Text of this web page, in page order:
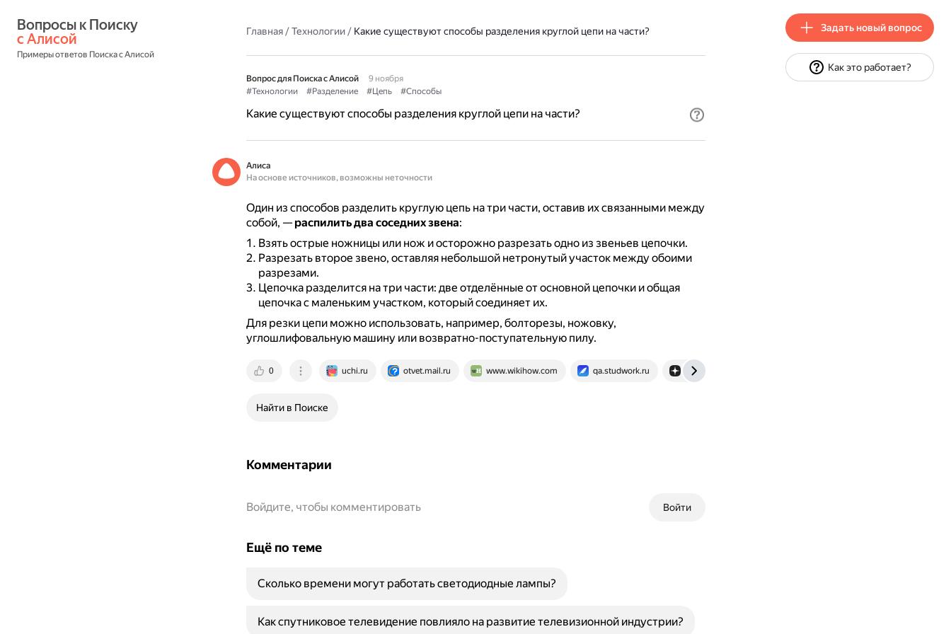
с Алисой
Примеры ответов Поиска с Алисой
Главная/Технологии/ Какие существуют способы разделения круглой цепи на части?
Вопрос для Поиска с Алисой
9 ноября
#Технологии
#Разделение #Цепь #Способы
Какие существуют способы разделения круглой цепи на части?
Алиса
На основе источников, возможны неточности
Один из способов разделить круглую цепь на три части, оставив их связанными между
собой, — распилить два соседних звена:
Взять острые ножницы или нож и осторожно разрезать одно из звеньев цепочки.
Разрезать второе звено, оставляя небольшой нетронутый участок между обоими
разрезами.
Цепочка разделится на три части: две отделённые от основной цепочки и общая
цепочка с маленьким участком, который соединяет их.
Для резки цепи можно использовать, например, болторезы, ножовку,
углошлифовальную машину или возвратно-поступательную пилу.
0 uchi.ru otvet.mail.ru www.wikihow.com qa.studwork.ru dzen.ru
Найти в Поиске
Комментарии
Войти
Войдите, чтобы комментировать
Ещё по теме
Сколько времени могут работать светодиодные лампы?
Как спутниковое телевидение повлияло на развитие телевизионной индустрии?
Задать новый вопрос
Как это работает?